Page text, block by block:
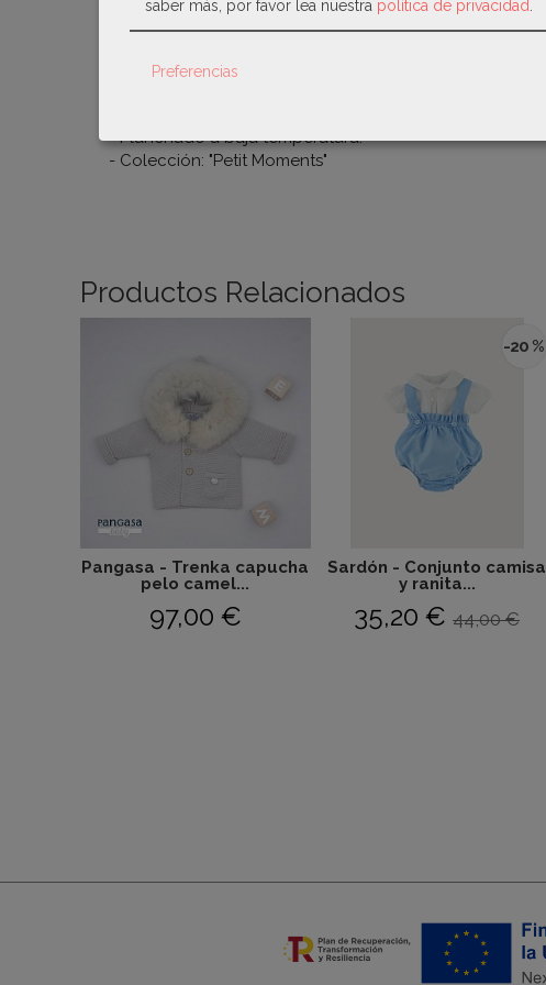
- Lavado máximo a 30º.
- Planchado a baja temperatura.
- Colección: "Petit Moments"
Productos Relacionados
Pangasa - Trenka capucha
pelo camel...
97,00 €
-20 %
Sardón - Conjunto camisa
y ranita...
35,20 €44,00 €
saber más, por favor lea nuestra política de privacidad.
Preferencias